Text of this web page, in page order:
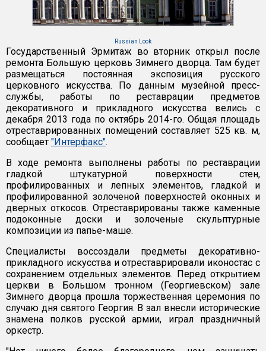
Russian Look
Государственный Эрмитаж во вторник открыл после
ремонта Большую церковь Зимнего дворца. Там будет
размещаться постоянная экспозиция русского
церковного искусства. По данным музейной пресс-
службы, работы по реставрации предметов
декоративного и прикладного искусства велись с
декабря 2013 года по октябрь 2014-го. Общая площадь
отреставрированных помещений составляет 525 кв. м,
сообщает "Интерфакс".
В ходе ремонта выполнены работы по реставрации
гладкой штукатурной поверхности стен,
профилированных и лепных элементов, гладкой и
профилированной золоченой поверхностей оконных и
дверных откосов. Отреставрированы также каменные
подоконные доски и золоченые скульптурные
композиции из папье-маше.
Специалисты воссоздали предметы декоративно-
прикладного искусства и отреставрировали иконостас с
сохранением отдельных элементов. Перед открытием
церкви в Большом тронном (Георгиевском) зале
Зимнего дворца прошла торжественная церемония по
случаю дня святого Георгия. В зал внесли исторические
знамена полков русской армии, играл праздничный
оркестр.